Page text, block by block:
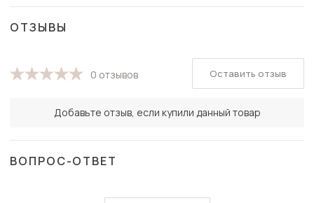
ОТЗЫВЫ
0 отзывов
Добавьте отзыв, если купили данный товар
Оставить отзыв
ВОПРОС-ОТВЕТ